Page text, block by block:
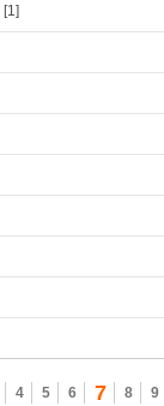
[1]
4 5 6 7 8 9